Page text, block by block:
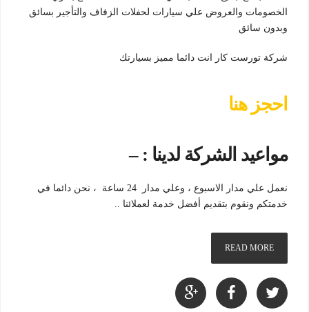
الخصومات والعروض علي سيارات لحفلات الزفاف والتأجير بسائق
وبدون سائق
شركة تورست كار انت دائما مميز بسيارتك
احجز هنا
مواعيد الشركة لدينا : –
نعمل علي مدار الاسبوع ، وعلي مدار 24 ساعة ، نحن دائما في
خدمتكم ونقوم بتقديم أفضل خدمة لعملائنا ..
READ MORE